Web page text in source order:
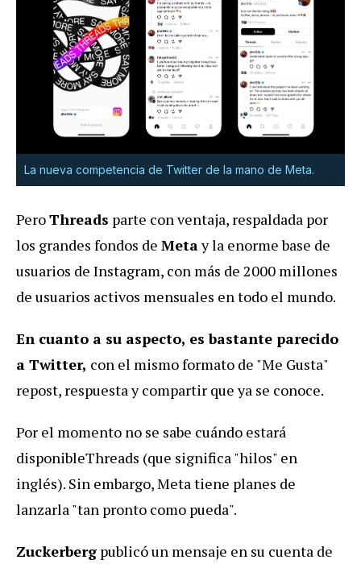
La nueva competencia de Twitter de la mano de Meta.
PeroThreads parte con ventaja, respaldada por
los grandes fondos de Metay la enorme base de
usuarios de Instagram, con más de 2000 millones
de usuarios activos mensuales en todo el mundo.
En cuanto a su aspecto, es bastante parecido
a Twitter, con el mismo formato de "Me Gusta"
repost, respuesta y compartir que ya se conoce.
Por el momento no se sabe cuándo estará
disponibleThreads (que significa "hilos" en
inglés). Sin embargo, Meta tiene planes de
lanzarla"tan pronto como pueda".
Zuckerberg publicó un mensaje en su cuenta de